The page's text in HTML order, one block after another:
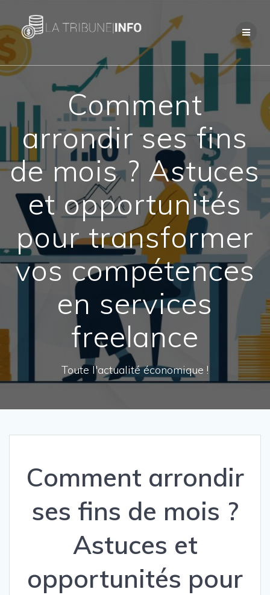
contenu
Comment
arrondir ses fins
de mois ? Astuces
et opportunités
pour transformer
vos compétences
en services
freelance
Toute l'actualité économique !
Comment arrondir
ses fins de mois ?
Astuces et
opportunités pour